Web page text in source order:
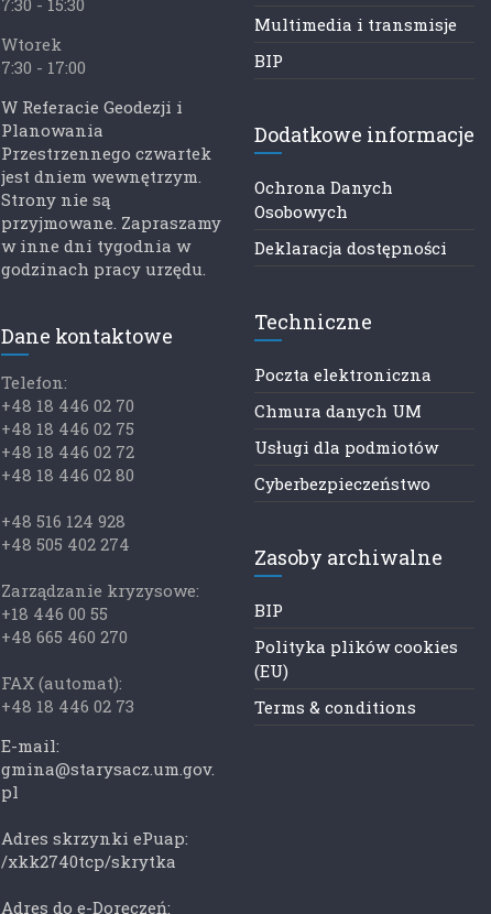
Wtorek
7:30 - 17:00
W Referacie Geodezji i
Planowania
Przestrzennego czwartek
jest dniem wewnętrzym.
Strony nie są
przyjmowane. Zapraszamy
w inne dni tygodnia w
godzinach pracy urzędu.
Dane kontaktowe
Telefon:
+48 18 446 02 70
+48 18 446 02 75
+48 18 446 02 72
+48 18 446 02 80
+48 516 124 928
+48 505 402 274
Zarządzanie kryzysowe:
+18 446 00 55
+48 665 460 270
FAX (automat):
+48 18 446 02 73
E-mail:
gmina@starysacz.um.gov.
pl
Adres skrzynki ePuap:
/xkk2740tcp/skrytka
Adres do e-Doręczeń:
Multimedia i transmisje
BIP
Dodatkowe informacje
Ochrona Danych
Osobowych
Deklaracja dostępności
Techniczne
Poczta elektroniczna
Chmura danych UM
Usługi dla podmiotów
Cyberbezpieczeństwo
Zasoby archiwalne
BIP
Polityka plików cookies
(EU)
Terms & conditions